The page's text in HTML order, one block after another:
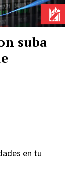
suba
en tu